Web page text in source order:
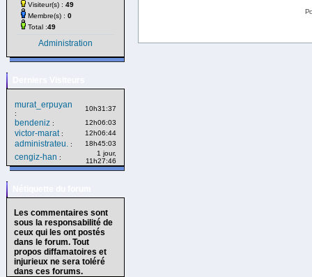
Visiteur(s) : 49
Membre(s) : 0
Total :49
Administration
murat_erpuyan
:
10h31:37
bendeniz : 12h06:03
victor-marat: 12h06:44
administrateu. : 18h45:03
cengiz-han :
1 jour,
11h27:46
Les commentaires sont
sous la responsabilité de
ceux qui les ont postés
dans le forum. Tout
propos diffamatoires et
injurieux ne sera toléré
dans ces forums.